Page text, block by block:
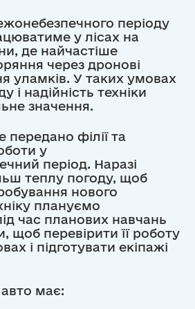
періоду
у лісах на
де найчастіше
через дронові
уламків. У таких умовах
і надійність техніки
значення.
філії та
у
період. Наразі
теплу погоду, щоб
нового
плануємо
час планових навчань
щоб перевірити її роботу
і підготувати екіпажі
має: